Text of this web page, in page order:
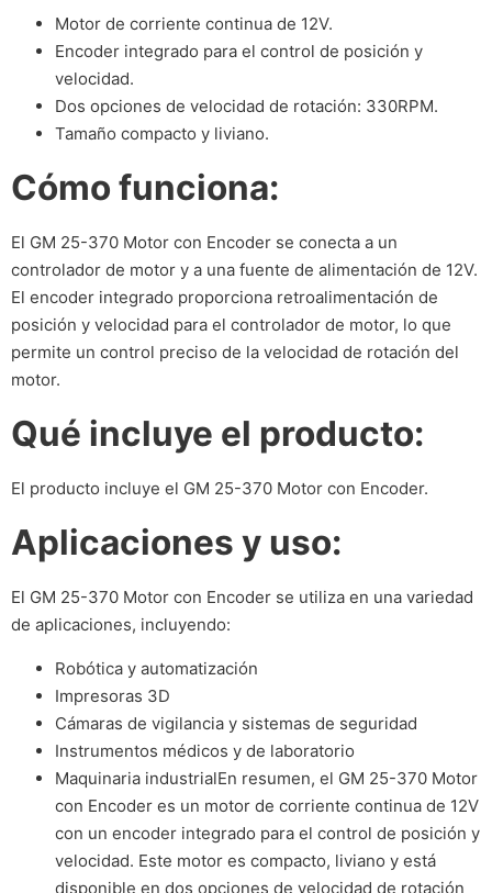
Motor de corriente continua de 12V.
Encoder integrado para el control de posición y
velocidad.
Dos opciones de velocidad de rotación: 330RPM.
Tamaño compacto y liviano.
Cómo funciona:
El GM 25-370 Motor con Encoder se conecta a un
controlador de motor y a una fuente de alimentación de 12V.
El encoder integrado proporciona retroalimentación de
posición y velocidad para el controlador de motor, lo que
permite un control preciso de la velocidad de rotación del
motor.
Qué incluye el producto:
El producto incluye el GM 25-370 Motor con Encoder.
Aplicaciones y uso:
El GM 25-370 Motor con Encoder se utiliza en una variedad
de aplicaciones, incluyendo:
Robótica y automatización
Impresoras 3D
Cámaras de vigilancia y sistemas de seguridad
Instrumentos médicos y de laboratorio
Maquinaria industrialEn resumen, el GM 25-370 Motor
con Encoder es un motor de corriente continua de 12V
con un encoder integrado para el control de posición y
velocidad. Este motor es compacto, liviano y está
disponible en dos opciones de velocidad de rotación